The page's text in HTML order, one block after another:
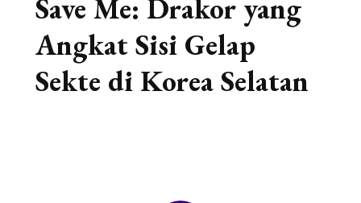
Save Me: Drakor yang
Angkat Sisi Gelap
Sekte di Korea Selatan